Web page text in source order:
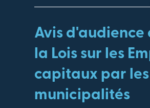
Avis d'audience
la Lois sur les
capitaux par les
municipalités